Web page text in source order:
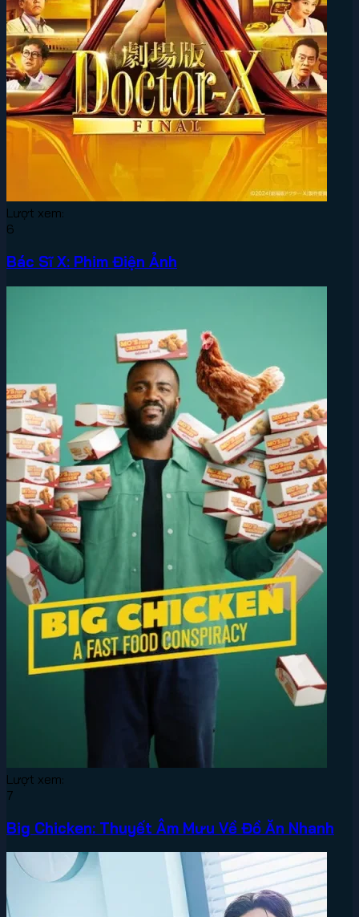
Lượt xem:
6
Bác Sĩ X: Phim Điện Ảnh
Lượt xem:
7
Big Chicken: Thuyết Âm Mưu Về Đồ Ăn Nhanh